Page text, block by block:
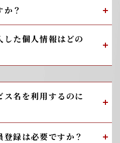
？
た個人情報はどの
名を利用するのに
録は必要ですか？